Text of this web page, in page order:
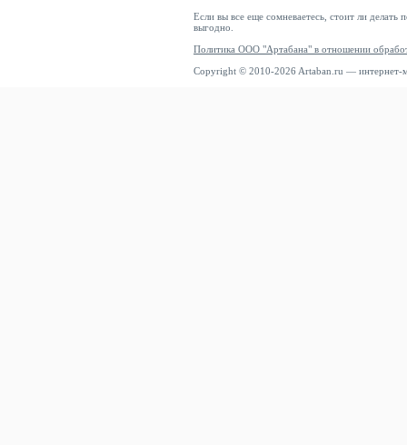
Если вы все еще сомневаетесь, стоит ли делать
выгодно.
Политика ООО "Артабана" в отношении
Copyright © 2010-2026 Artaban.ru — интернет-